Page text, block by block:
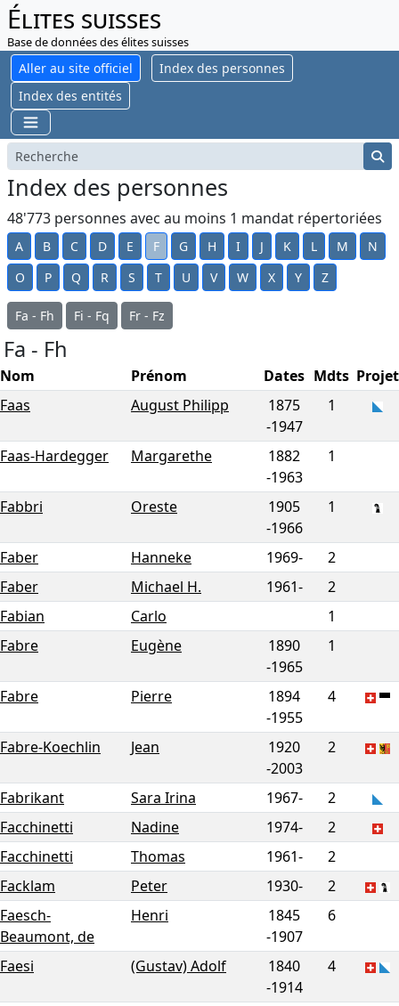
Élites suisses
Base de données des élites suisses
Aller au site officiel
Index des personnes
Index des entités
Index des personnes
48'773 personnes avec au moins 1 mandat répertoriées
A B C D E F G H I J K L M
N
O
P Q R S T U V W X Y Z
Fa - Fh Fi - Fq Fr - Fz
Fa - Fh
Nom Prénom Dates Mdts Projet
Faas
August Philipp
1875
-1947
1
Faas-Hardegger Margarethe
1882
-1963
1
Fabbri Oreste
1905
-1966
1
Faber Hanneke 1969-
2
Faber
Michael H. 1961-
2
Fabian
Carlo
1
Fabre
Eugène
1890
-1965
1
Fabre Pierre
1894
-1955
4
Fabre-Koechlin Jean
1920
-2003
2
Fabrikant Sara Irina 1967-
2
Facchinetti
Nadine 1974-
2
Facchinetti
Thomas 1961-
2
Facklam
Peter 1930-
2
Faesch-
Beaumont, de
Henri
1845
-1907
6
Faesi (Gustav) Adolf
1840
-1914
4